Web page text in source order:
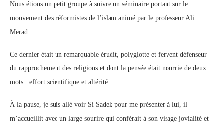
Nous étions un petit groupe à suivre un séminaire portant sur le
mouvement des réformistes de l’islam animé par le professeur Ali
Merad.
Ce dernier était un remarquable érudit, polyglotte et fervent défenseur
du rapprochement des religions et dont la pensée était nourrie de deux
mots : effort scientifique et altérité.
À la pause, je suis allé voir Si Sadek pour me présenter à lui, il
m’accueillit avec un large sourire qui conférait à son visage jovialité et